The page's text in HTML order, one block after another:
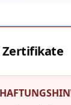
Zertifikate